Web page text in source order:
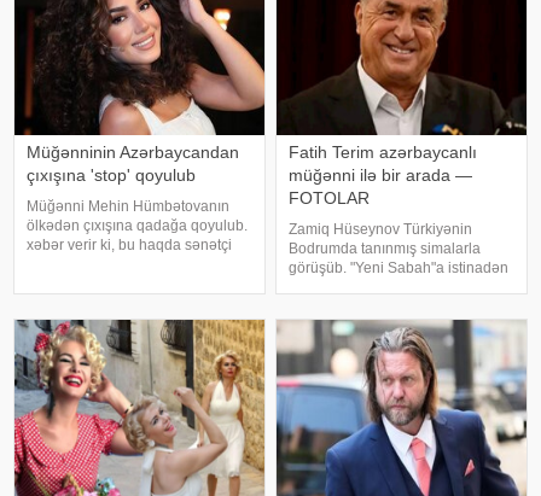
Müğənninin Azərbaycandan
çıxışına 'stop' qoyulub
Müğənni Mehin Hümbətovanın
ölkədən çıxışına qadağa qoyulub.
xəbər verir ki, bu haqda sənətçi
bilmirəm. "Stop"u
Fatih Terim azərbaycanlı
müğənni ilə bir arada —
FOTOLAR
Zamiq Hüseynov Türkiyənin
Bodrumda tanınmış simalarla
görüşüb. "Yeni Sabah"a istinadən
məşqçi Fatih Terimləı ünsiyyətdə
olub. Z.Hüseynov görüş zaman